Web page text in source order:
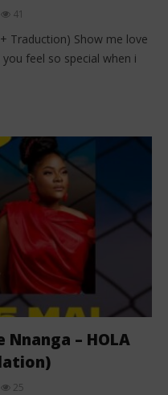
41
Traduction) ‎Show me love
feel so special when i
– HOLA
25